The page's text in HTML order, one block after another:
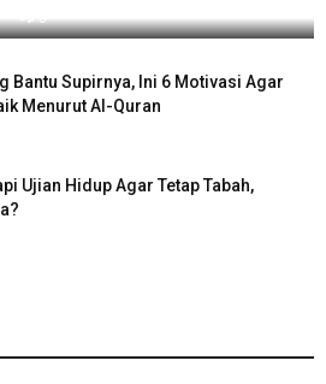
0
Bantu Supirnya, Ini 6 Motivasi Agar
Menurut Al-Quran
Ujian Hidup Agar Tetap Tabah,